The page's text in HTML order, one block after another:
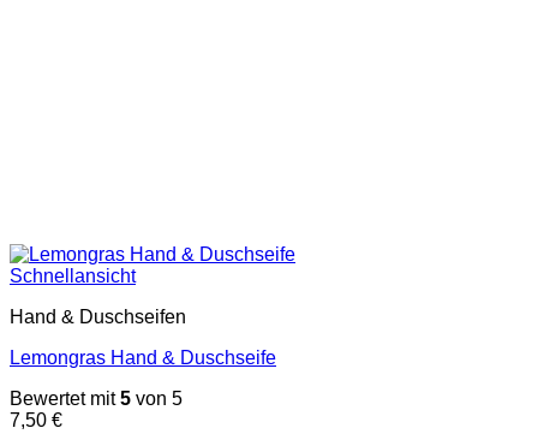
Schnellansicht
Hand & Duschseifen
Lemongras Hand & Duschseife
Bewertet mit5 von 5
7,50 €